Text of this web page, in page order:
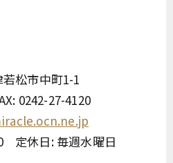
松市中町1-1
0242-27-4120
定休日: 毎週水曜日